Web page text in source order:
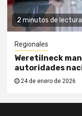
2 minutos de lectura
Regionales
Weretilneck
autoridades
24 de enero de 2026